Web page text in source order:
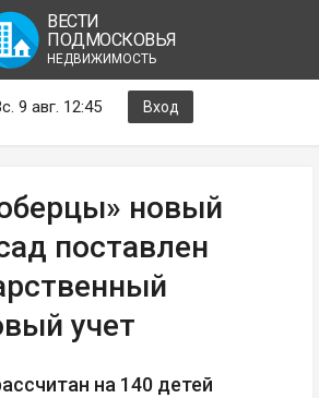
ВЕСТИ
ПОДМОСКОВЬЯ
НЕДВИЖИМОСТЬ
9 авг. 12:45 Вход
новый
поставлен
учет
на 140 детей